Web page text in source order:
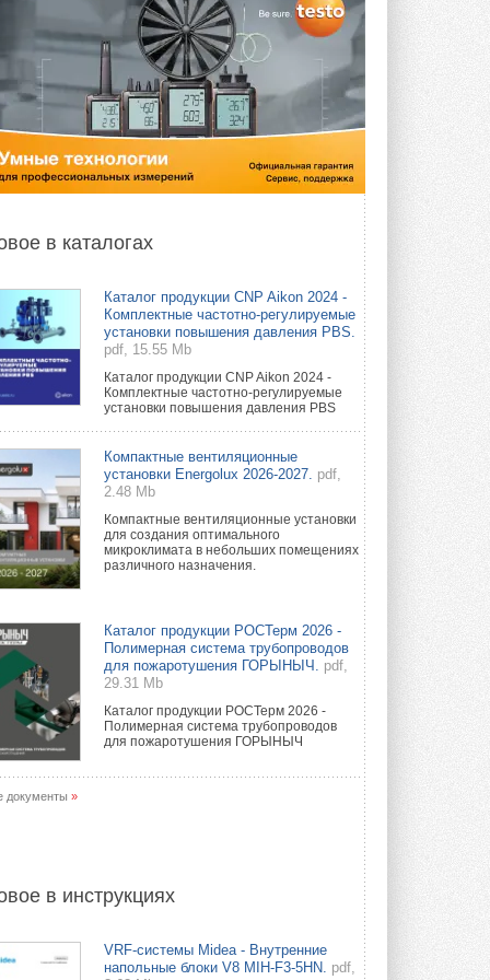
в каталогах
Каталог продукции CNP Aikon 2024 -
Комплектные частотно-регулируемые
установки повышения давления PBS.
pdf, 15.55 Mb
Каталог продукции CNP Aikon 2024 -
Комплектные частотно-регулируемые
установки повышения давления PBS
Компактные вентиляционные
установки Energolux 2026-2027. pdf,
2.48 Mb
Компактные вентиляционные установки
для создания оптимального
микроклимата в небольших помещениях
различного назначения.
Каталог продукции РОСТерм 2026 -
Полимерная система трубопроводов
для пожаротушения ГОРЫНЫЧ.
pdf,
29.31 Mb
Каталог продукции РОСТерм 2026 -
Полимерная система трубопроводов
для пожаротушения ГОРЫНЫЧ
документы »
в инструкциях
VRF-системы Midea - Внутренние
напольные блоки V8 MIH-F3-5HN. pdf,